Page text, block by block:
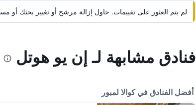
لم يتم العثور على تقييمات. حاول إزالة مرشح أو تغيير بحثك
فنادق مشابهة لـ إن يو هوتل
أفضل الفنادق في كوالا لمبور